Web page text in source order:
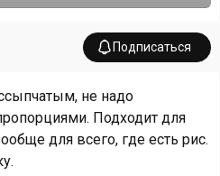
Подписаться
не надо
Подходит для
для всего, где есть рис.